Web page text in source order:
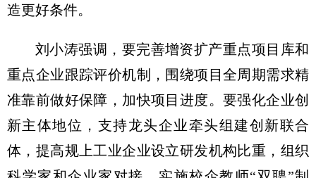
造更好条件。
刘小涛强调，要完善增资扩产重点项目库和
重点企业跟踪评价机制，围绕项目全周期需求精
准靠前做好保障，加快项目进度。要强化企业创
新主体地位，支持龙头企业牵头组建创新联合
体，提高规上工业企业设立研发机构比重，组织